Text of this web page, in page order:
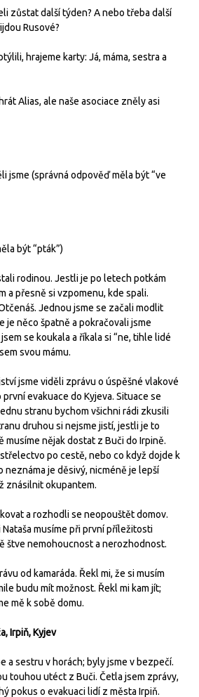
zůstat další týden? A nebo třeba další
Rusové?
hrajeme karty: Já, máma, sestra a
Alias, ale naše asociace zněly asi
jsme (správná odpověď měla být “ve
být “pták”)
rodinou. Jestli je po letech potkám
a přesně si vzpomenu, kde spali.
Jednou jsme se začali modlit
je něco špatně a pokračovali jsme
se koukala a říkala si “ne, tihle lidé
svou mámu.
jsme viděli zprávu o úspěšné vlakové
evakuace do Kyjeva. Situace se
stranu bychom všichni rádi zkusili
druhou si nejsme jistí, jestli je to
musíme nějak dostat z Buči do Irpině.
po cestě, nebo co když dojde k
neznáma je děsivý, nicméně je lepší
znásilnit okupantem.
a rozhodli se neopouštět domov.
Nataša musíme při první příležitosti
štve nemohoucnost a nerozhodnost.
od kamaráda. Řekl mi, že si musím
budu mít možnost. Řekl mi kam jít;
mě k sobě domu.
Irpiň, Kyjev
a sestru v horách; byly jsme v bezpečí.
touhou utéct z Buči. Četla jsem zprávy,
pokus o evakuaci lidí z města Irpiň.